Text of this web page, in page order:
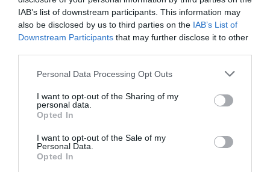
IAB’s list of downstream participants. This information may
also be disclosed by us to third parties on the IAB’s List of
Downstream Participants that may further disclose it to other
Personal Data Processing Opt Outs
I want to opt-out of the Sharing of my
personal data.
Opted In
I want to opt-out of the Sale of my
Personal Data.
Opted In
arranca este mismo año y aspira a contar con 25
torneos en 2024. También se ha desvelado la marca del
torneo,elprize moneyde 525.000 euros a repartir
entre los participantes que compitan en los torneos de
El nuevo circuito impulsado por el dueño del PSG y
que a partir de entonces coincidirá en el calendario con
los eventos del WPT. Sin ir más lejos, este circuito
tendrá parada en Vigo esta semana. “A pesar de esta
el Vigo Open, ya que consideran que los aficionados a
este deporte no deben ser perjudicados por las